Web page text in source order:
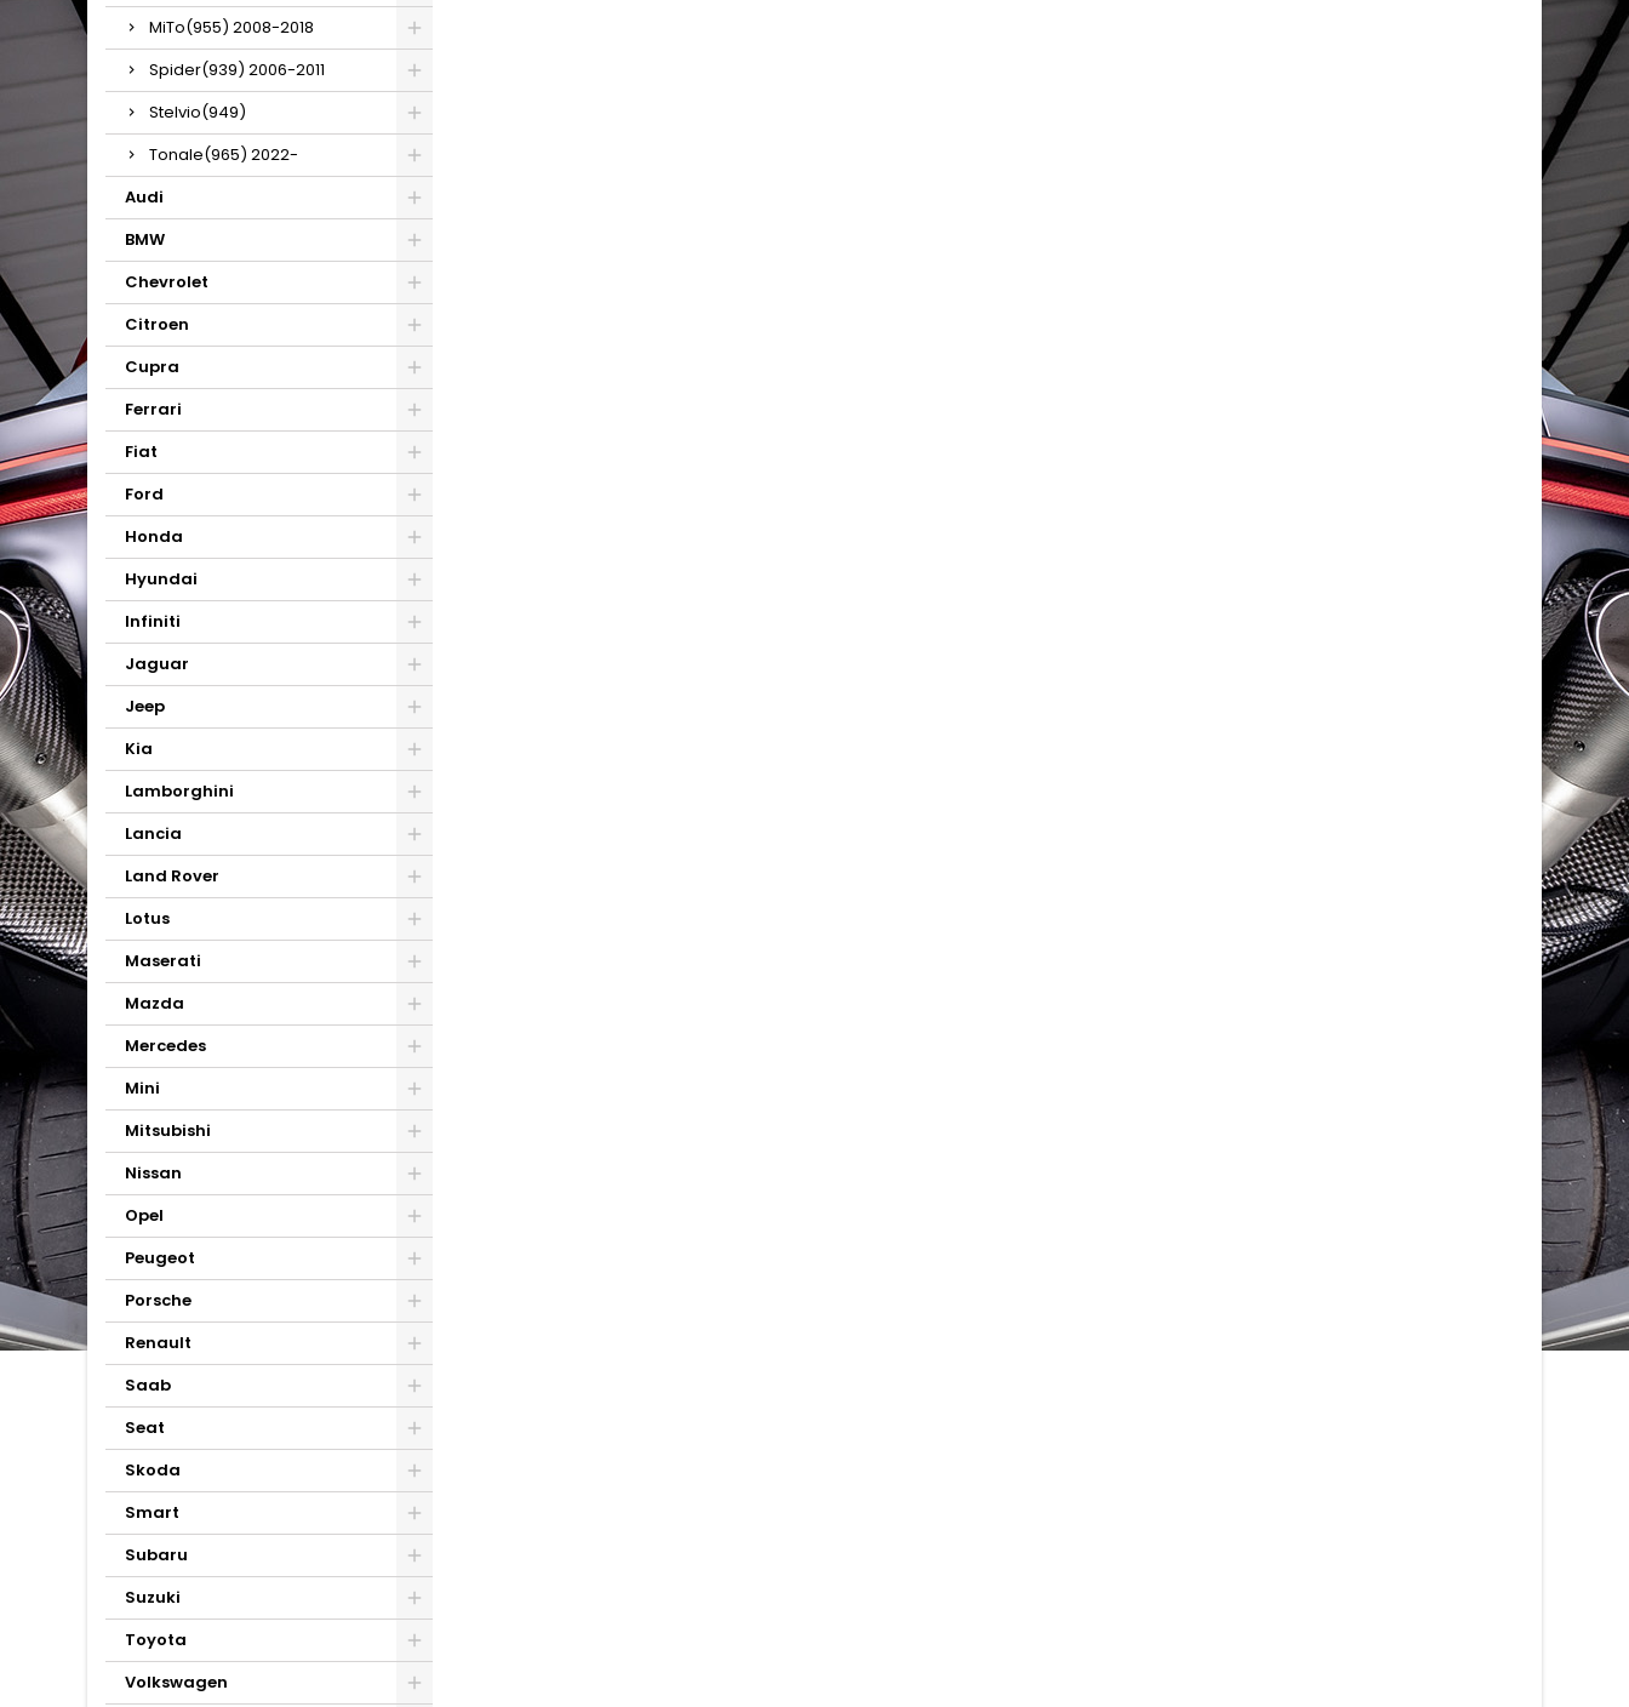
MiTo(955) 2008-2018
Spider(939) 2006-2011
Stelvio(949)
Tonale(965) 2022-
Audi
BMW
Chevrolet
Citroen
Cupra
Ferrari
Fiat
Ford
Honda
Hyundai
Infiniti
Jaguar
Jeep
Kia
Lamborghini
Lancia
Land Rover
Lotus
Maserati
Mazda
Mercedes
Mini
Mitsubishi
Nissan
Opel
Peugeot
Porsche
Renault
Saab
Seat
Skoda
Smart
Subaru
Suzuki
Toyota
Volkswagen